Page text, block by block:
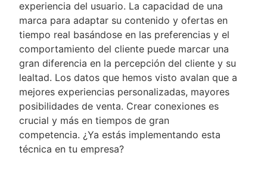
experiencia del usuario. La capacidad de una
marca para adaptar su contenido y ofertas en
tiempo real basándose en las preferencias y el
comportamiento del cliente puede marcar una
gran diferencia en la percepción del cliente y su
lealtad. Los datos que hemos visto avalan que a
mejores experiencias personalizadas, mayores
posibilidades de venta. Crear conexiones es
crucial y más en tiempos de gran
competencia. ¿Ya estás implementando esta
técnica en tu empresa?